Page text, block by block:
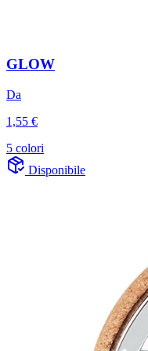
GLOW
Da
1,55 €
5 colori
Disponibile